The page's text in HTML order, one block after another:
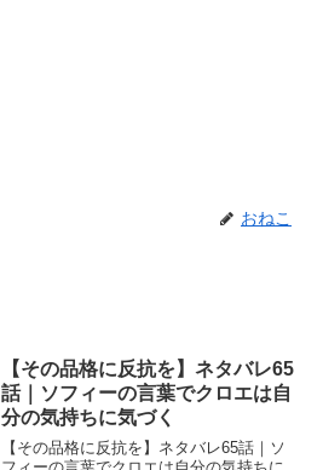
おねこ
【その品格に反抗を】ネタバレ65
話｜ソフィーの言葉でクロエは自
分の気持ちに気づく
【その品格に反抗を】ネタバレ65話｜ソ